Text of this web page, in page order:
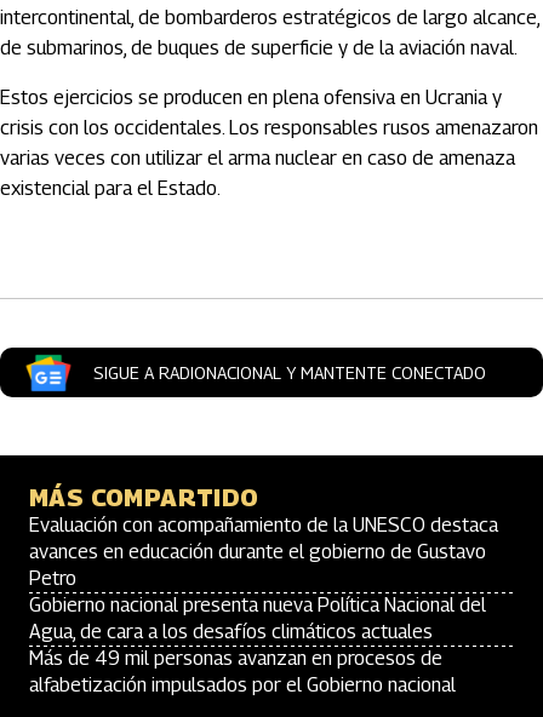
intercontinental, de bombarderos estratégicos de largo alcance,
de submarinos, de buques de superficie y de la aviación naval.
Estos ejercicios se producen en plena ofensiva en Ucrania y
crisis con los occidentales. Los responsables rusos amenazaron
varias veces con utilizar el arma nuclear en caso de amenaza
existencial para el Estado.
SIGUE A RADIONACIONAL Y MANTENTE CONECTADO
MÁS COMPARTIDO
Evaluación con acompañamiento de la UNESCO destaca
avances en educación durante el gobierno de Gustavo
Petro
Gobierno nacional presenta nueva Política Nacional del
Agua, de cara a los desafíos climáticos actuales
Más de 49 mil personas avanzan en procesos de
alfabetización impulsados por el Gobierno nacional